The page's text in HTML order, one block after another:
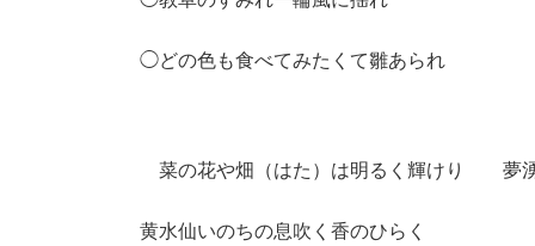
◯どの色も食べてみたくて雛あられ
菜の花や畑（はた）は明るく輝けり 夢
黄水仙いのちの息吹く香のひらく